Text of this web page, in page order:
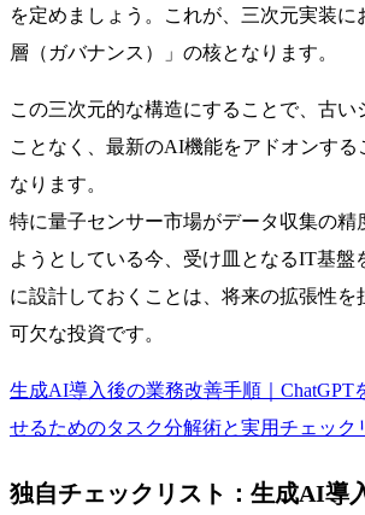
を定めましょう。これが、三次元実装に
層（ガバナンス）」の核となります。
この三次元的な構造にすることで、古い
ことなく、最新のAI機能をアドオンする
なります。
特に量子センサー市場がデータ収集の精
ようとしている今、受け皿となるIT基盤
に設計しておくことは、将来の拡張性を
可欠な投資です。
生成AI導入後の業務改善手順｜ChatGPT
せるためのタスク分解術と実用チェック
独自チェックリスト：生成AI導